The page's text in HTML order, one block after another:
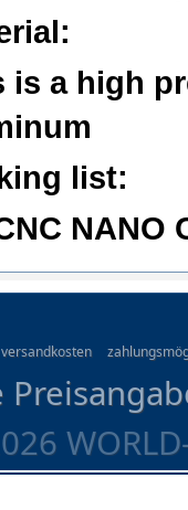
is a high
list:
NANO
versandkosten